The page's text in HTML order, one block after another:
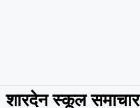
शारदेन स्कूल समाचार